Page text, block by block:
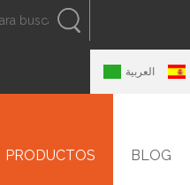
العربية
PRODUCTOS BLOG